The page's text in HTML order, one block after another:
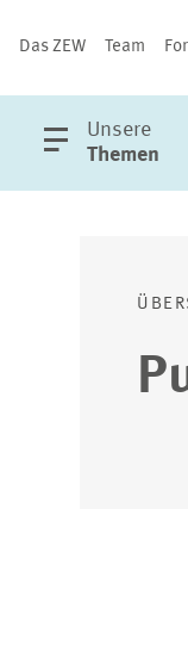
Das ZEW Team
öffne
Hauptmenü
Unsere
Themen